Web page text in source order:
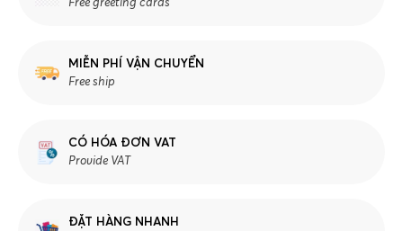
MIỄN PHÍ VẬN CHUYỂN
Free ship
CÓ HÓA ĐƠN VAT
Provide VAT
ĐẶT HÀNG NHANH